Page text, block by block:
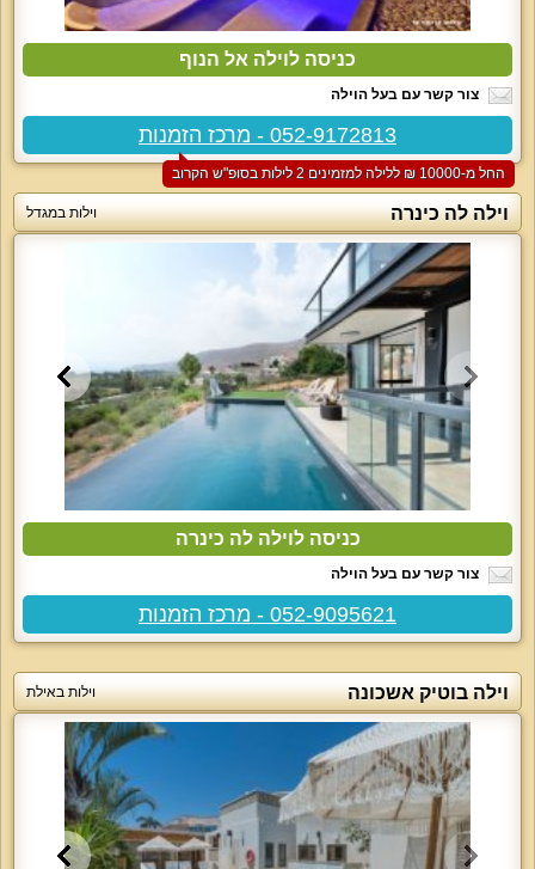
כניסה לוילה אל הנוף
צור קשר עם בעל הוילה
052-9172813 - מרכז הזמנות
החל מ-‏10000 ₪ ללילה למזמינים 2 לילות בסופ"ש הקרוב
וילה לה כינרה וילות במגדל
כניסה לוילה לה כינרה
צור קשר עם בעל הוילה
052-9095621 - מרכז הזמנות
וילה בוטיק אשכונה וילות באילת